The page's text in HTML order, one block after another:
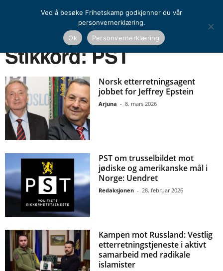
PST
Stikkord: PST
Norsk etterretningsagent
jobbet for Jeffrey Epstein
Arjuna - 8. mars 2026
PST om trusselbildet mot
jødiske og amerikanske mål i
Norge: Uendret
Redaksjonen - 28. februar 2026
Kampen mot Russland: Vestlig
etterretningstjeneste i aktivt
samarbeid med radikale
islamister
Ved å besøke Frihetskamp godkjenner du vår
personvernerklæring.
Ok
Personvernerklæring